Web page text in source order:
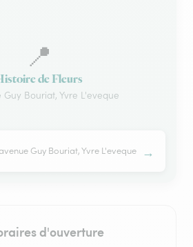
📍
de Fleurs
Guy Bouriat, Yvre L'eveque
Guy Bouriat, Yvre L'eveque →
d'ouverture